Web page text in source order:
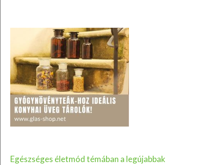
Egészséges életmód témában a legújabbak